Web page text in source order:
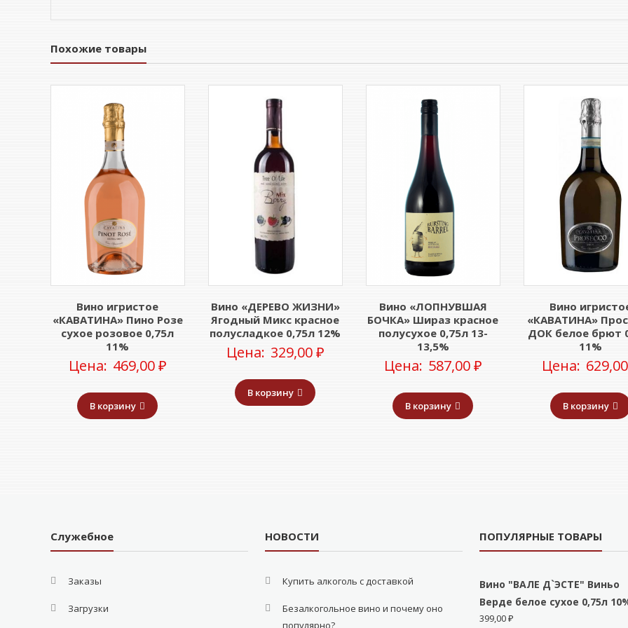
Похожие товары
Вино игристое
«КАВАТИНА» Пино Розе
сухое розовое 0,75л
11%
Цена: 469,00₽
В корзину
Вино «ДЕРЕВО ЖИЗНИ»
Ягодный Микс красное
полусладкое 0,75л 12%
Цена: 329,00₽
В корзину
Вино «ЛОПНУВШАЯ
БОЧКА» Шираз красное
полусухое 0,75л 13-
13,5%
Цена: 587,00₽
В корзину
Вино
«КАВАТИНА»
ДОК белое брют
11%
Цена:
В корзину
Служебное
Заказы
Загрузки
НОВОСТИ
Купить алкоголь с доставкой
Безалкогольное вино и почему оно
популярно?
ПОПУЛЯРНЫЕ ТОВАРЫ
Вино "ВАЛЕ Д`ЭСТЕ" Виньо
Верде белое сухое 0,75л
399,00₽